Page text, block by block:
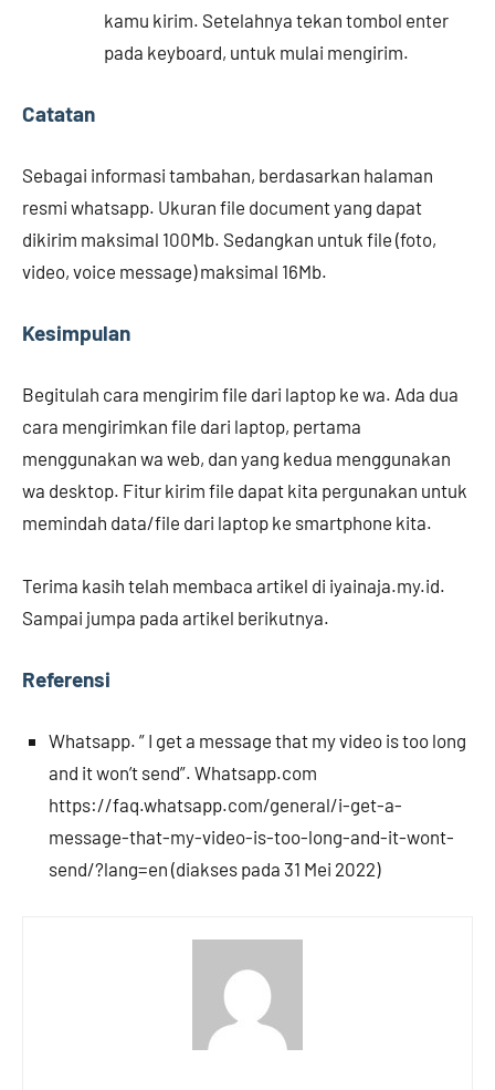
kamu kirim. Setelahnya tekan tombol enter
pada keyboard, untuk mulai mengirim.
Catatan
Sebagai informasi tambahan, berdasarkan halaman
resmi whatsapp. Ukuran file document yang dapat
dikirim maksimal 100Mb. Sedangkan untuk file (foto,
video, voice message) maksimal 16Mb.
Kesimpulan
Begitulah cara mengirim file dari laptop ke wa. Ada dua
cara mengirimkan file dari laptop, pertama
menggunakan wa web, dan yang kedua menggunakan
wa desktop. Fitur kirim file dapat kita pergunakan untuk
memindah data/file dari laptop ke smartphone kita.
Terima kasih telah membaca artikel di iyainaja.my.id.
Sampai jumpa pada artikel berikutnya.
Referensi
Whatsapp. ” I get a message that my video is too long
and it won’t send”. Whatsapp.com
https://faq.whatsapp.com/general/i-get-a-
message-that-my-video-is-too-long-and-it-wont-
send/?lang=en (diakses pada 31 Mei 2022)